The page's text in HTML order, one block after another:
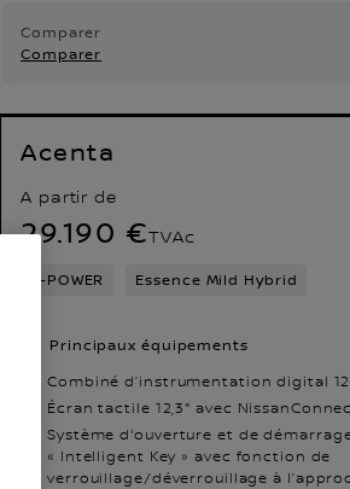
Comparer
Comparer
Acenta
A partir de
29.190 €TVAc
e‑POWER Essence Mild Hybrid
Principaux équipements
Combiné dʼinstrumentation digital
Écran tactile 12,3" avec
Système d'ouverture et de
« Intelligent Key » avec fonction de
verrouillage/déverrouillage à